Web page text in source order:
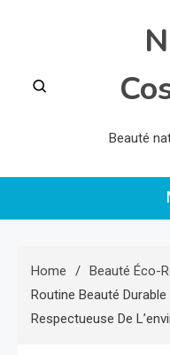
Beauté
Home
Beauté Éco-
Routine Beauté
Respectueuse De